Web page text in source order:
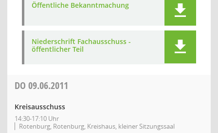
Öffentliche Bekanntmachung
Niederschrift Fachausschuss -
öffentlicher Teil
DO 09.06.2011
Kreisausschuss
14:30-17:10 Uhr
Rotenburg, Rotenburg, Kreishaus, kleiner Sitzungssaal